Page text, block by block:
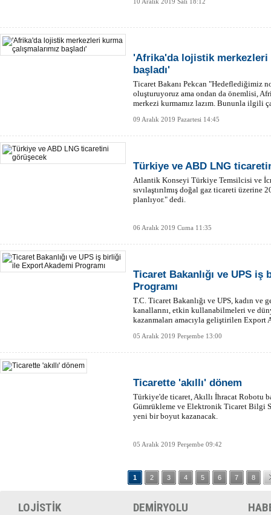
'Afrika'da lojistik merkezleri
başladı'
Ticaret Bakanı Pekcan "Hedeflediğimiz
oluşturuyoruz ama ondan da önemlisi,
merkezi kurmamız lazım. Bununla ilgili
09 Aralık 2019 Pazartesi 14:45
Türkiye ve ABD LNG
Atlantik Konseyi Türkiye Temsilcisi ve
sıvılaştırılmış doğal gaz ticareti üzerine
planlıyor." dedi.
06 Aralık 2019 Cuma 11:35
Ticaret Bakanlığı ve UPS
Programı
T.C. Ticaret Bakanlığı ve UPS, kadın ve
kanallarını, etkin kullanabilmeleri ve
kazanmaları amacıyla geliştirilen Export
05 Aralık 2019 Perşembe 13:00
Ticarette 'akıllı' dönem
Türkiye'de ticaret, Akıllı İhracat Robotu
Gümrükleme ve Elektronik Ticaret Bilgi
yeni bir boyut kazanacak.
05 Aralık 2019 Perşembe 09:42
1 2 3 4 5 6 7 8
LOJİSTİK DEMİRYOLU